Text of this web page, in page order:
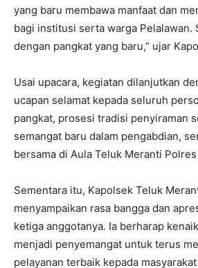
yang baru membawa manfaat dan
bagi institusi serta warga Pelalawan.
dengan pangkat yang baru,” ujar
Usai upacara, kegiatan dilanjutkan
ucapan selamat kepada seluruh
pangkat, prosesi tradisi penyiraman
semangat baru dalam pengabdian,
bersama di Aula Teluk Meranti
Sementara itu, Kapolsek Teluk
menyampaikan rasa bangga dan
ketiga anggotanya. Ia berharap
menjadi penyemangat untuk terus
pelayanan terbaik kepada